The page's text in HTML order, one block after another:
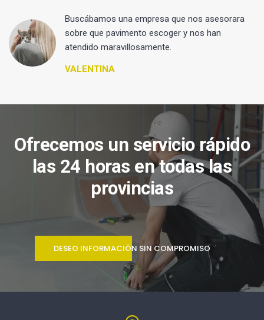
Buscábamos una empresa que nos asesorara
sobre que pavimento escoger y nos han
atendido maravillosamente.
VALENTINA
Ofrecemos un servicio rápido
las 24 horas en todas las
provincias
DESEO INFORMACIÓN SIN COMPROMISO